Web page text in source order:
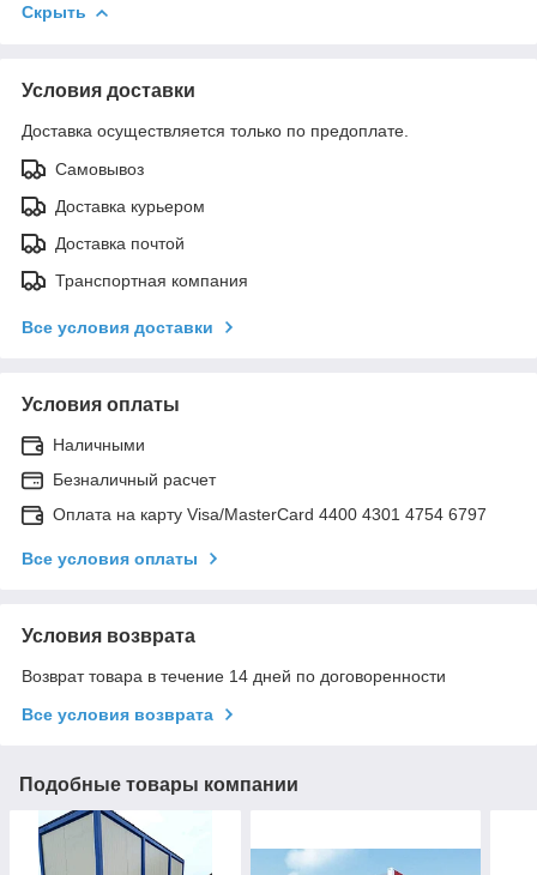
Скрыть
Условия доставки
Доставка осуществляется только по предоплате.
Самовывоз
Доставка курьером
Доставка почтой
Транспортная компания
Все условия доставки
Условия оплаты
Наличными
Безналичный расчет
Оплата на карту Visa/MasterCard 4400 4301 4754 6797
Все условия оплаты
Условия возврата
Возврат товара в течение 14 дней по договоренности
Все условия возврата
Подобные товары компании